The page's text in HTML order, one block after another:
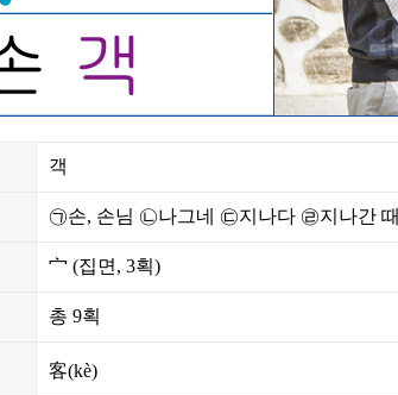
객
㉠손, 손님 ㉡나그네 ㉢지나다 ㉣지나간 때
宀 (집면, 3획)
총 9획
客(kè)